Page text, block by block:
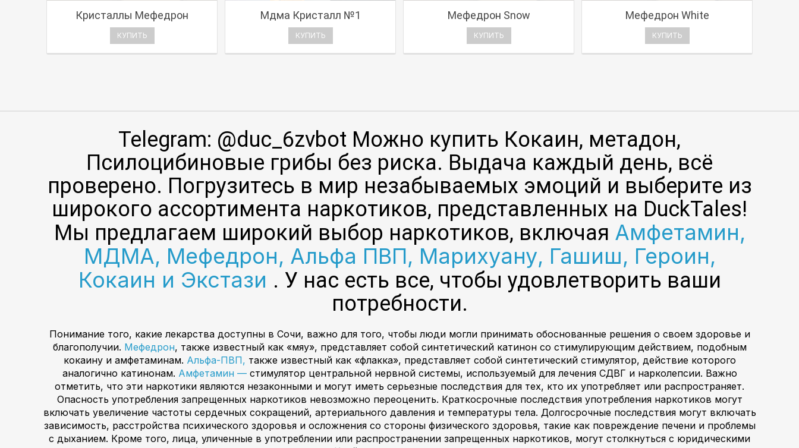
Кристаллы Мефедрон
КУПИТЬ
Мдма Кристалл №1
КУПИТЬ
Мефедрон Snow
КУПИТЬ
Мефедрон White
КУПИТЬ
Telegram: @duc_6zvbot Можно купить Кокаин, метадон,
Псилоцибиновые грибы без риска. Выдача каждый день, всё
проверено. Погрузитесь в мир незабываемых эмоций и выберите из
широкого ассортимента наркотиков, представленных на DuckTales!
Мы предлагаем широкий выбор наркотиков, включая Амфетамин,
МДМА, Мефедрон, Альфа ПВП, Марихуану, Гашиш, Героин,
Кокаин и Экстази . У нас есть все, чтобы удовлетворить ваши
потребности.
Понимание того, какие лекарства доступны в Сочи, важно для того, чтобы люди могли принимать обоснованные решения о своем здоровье и
благополучии. Мефедрон, также известный как «мяу», представляет собой синтетический катинон со стимулирующим действием, подобным
кокаину и амфетаминам. Альфа-ПВП, также известный как «флакка», представляет собой синтетический стимулятор, действие которого
аналогично катинонам. Амфетамин — стимулятор центральной нервной системы, используемый для лечения СДВГ и нарколепсии. Важно
отметить, что эти наркотики являются незаконными и могут иметь серьезные последствия для тех, кто их употребляет или распространяет.
Опасность употребления запрещенных наркотиков невозможно переоценить. Краткосрочные последствия употребления наркотиков могут
включать увеличение частоты сердечных сокращений, артериального давления и температуры тела. Долгосрочные последствия могут включать
зависимость, расстройства психического здоровья и осложнения со стороны физического здоровья, такие как повреждение печени и проблемы
с дыханием. Кроме того, лица, уличенные в употреблении или распространении запрещенных наркотиков, могут столкнуться с юридическими